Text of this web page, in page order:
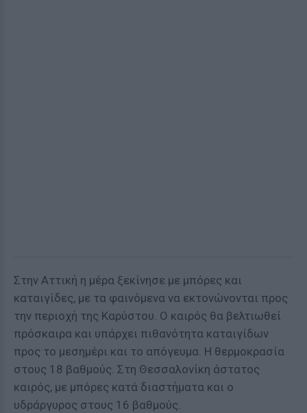
Στην Αττική η μέρα ξεκίνησε με μπόρες και
καταιγίδες, με τα φαινόμενα να εκτονώνονται προς
την περιοχή της Καρύστου. Ο καιρός θα βελτιωθεί
πρόσκαιρα και υπάρχει πιθανότητα καταιγίδων
προς το μεσημέρι και το απόγευμα. Η θερμοκρασία
στους 18 βαθμούς. Στη Θεσσαλονίκη άστατος
καιρός, με μπόρες κατά διαστήματα και ο
υδράργυρος στους 16 βαθμούς.